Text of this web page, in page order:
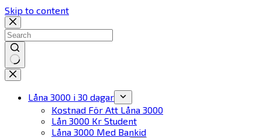
Skip to content
No
results
Låna 3000 i 30 dagar
Kostnad För Att Låna 3000
Lån 3000 Kr Student
Låna 3000 Med Bankid